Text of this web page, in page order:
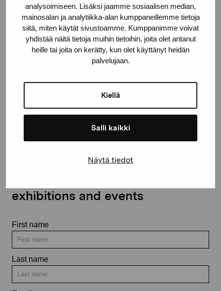
analysoimiseen. Lisäksi jaamme sosiaalisen median,
mainosalan ja analytiikka-alan kumppaneillemme tietoja
siitä, miten käytät sivustoamme. Kumppanimme voivat
yhdistää näitä tietoja muihin tietoihin, joita olet antanut
heille tai joita on kerätty, kun olet käyttänyt heidän
palvelujaan.
Kiellä
Salli kaikki
Näytä tiedot
Gustav Wasas gata 11
10600 Ekenäs
proartibus@proartibus.fi
+358 (0)50 371 6339
Contact us
exhibitions and events
First name
Last name